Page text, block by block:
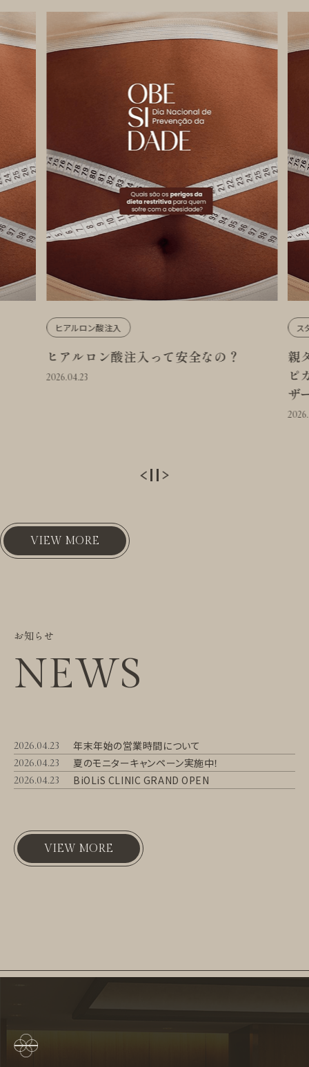
ヒアルロン酸注入
ヒアルロン酸注入って安全なの？
2026.04.23
スタ
親
ピ
ザ
VIEW MORE
お知らせ
NEWS
VIEW MORE
2026.04.23
年末年始の営業時間について
2026.04.23
夏のモニターキャンペーン実施中！
2026.04.23
BiOLiS CLINIC GRAND OPEN